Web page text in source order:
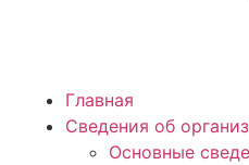
Главная
Сведения об
Основные